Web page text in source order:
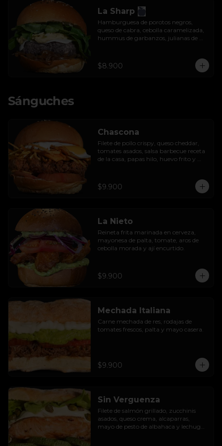
La Sharp
Hamburguesa de porotos negros,
queso de cabra, cebolla caramelizada,
hummus de garbanzos, julianas de
$8.900
Sánguches
Chascona
Filete de pollo crispy, queso cheddar,
tomates asados, salsa barbecue receta
de la casa, papas hilo, huevo frito y
$9.900
La Nieto
Reineta frita marinada en cerveza,
mayonesa de palta, tomate, aros de
cebolla morada y ají encurtido.
$9.900
Mechada Italiana
Carne mechada de res, rodajas de
tomates frescos, palta y mayo casera.
$9.900
Sin Verguenza
Filete de salmón grillado, zucchinis
asados, queso crema, alcaparras,
mayo de pesto de albahaca y lechuga